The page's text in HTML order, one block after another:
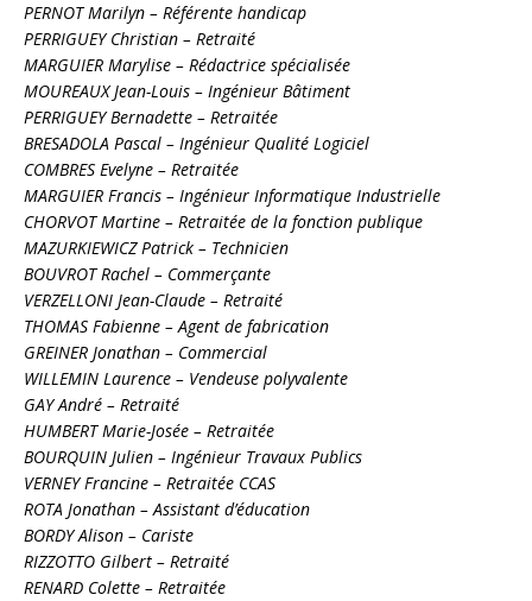
PERNOT Marilyn – Référente handicap
PERRIGUEY Christian – Retraité
MARGUIER Marylise – Rédactrice spécialisée
MOUREAUX Jean-Louis – Ingénieur Bâtiment
PERRIGUEY Bernadette – Retraitée
BRESADOLA Pascal – Ingénieur Qualité Logiciel
COMBRES Evelyne – Retraitée
MARGUIER Francis – Ingénieur Informatique Industrielle
CHORVOT Martine – Retraitée de la fonction publique
MAZURKIEWICZ Patrick – Technicien
BOUVROT Rachel – Commerçante
VERZELLONI Jean-Claude – Retraité
THOMAS Fabienne – Agent de fabrication
GREINER Jonathan – Commercial
WILLEMIN Laurence – Vendeuse polyvalente
GAY André – Retraité
HUMBERT Marie-Josée – Retraitée
BOURQUIN Julien – Ingénieur Travaux Publics
VERNEY Francine – Retraitée CCAS
ROTA Jonathan – Assistant d’éducation
BORDY Alison – Cariste
RIZZOTTO Gilbert – Retraité
RENARD Colette – Retraitée